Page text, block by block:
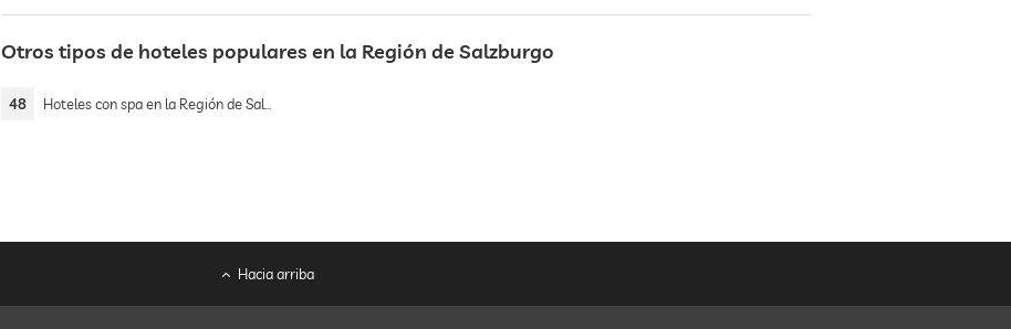
Otros tipos de hoteles populares en la Región de Salzburgo
48 Hoteles con spa en la Región de Salzburgo
Hacia arriba